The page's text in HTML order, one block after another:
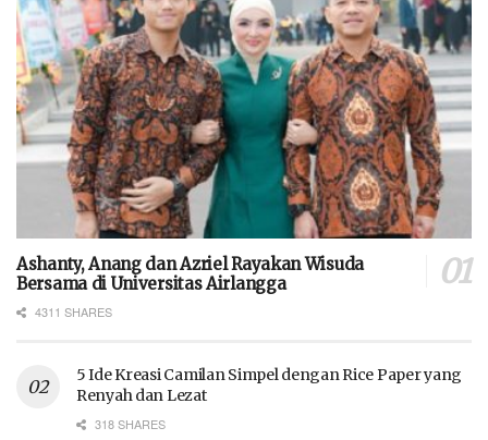
Ashanty, Anang dan Azriel Rayakan Wisuda
Bersama di Universitas Airlangga
4311 SHARES
5 Ide Kreasi Camilan Simpel dengan Rice Paper yang
Renyah dan Lezat
318 SHARES